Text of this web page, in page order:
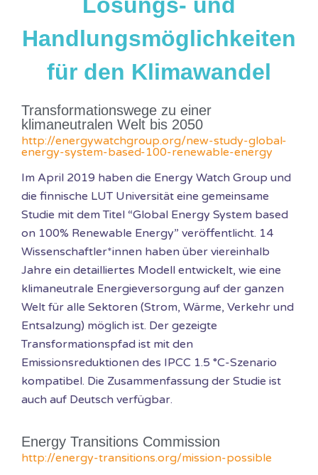
Handlungsmöglichkeiten
für den Klimawandel
Transformationswege zu einer
klimaneutralen Welt bis 2050
http://energywatchgroup.org/new-study-global-
energy-system-based-100-renewable-energy
Im April 2019 haben die Energy Watch Group und
die finnische LUT Universität eine gemeinsame
Studie mit dem Titel “Global Energy System based
on 100% Renewable Energy” veröffentlicht. 14
Wissenschaftler*innen haben über viereinhalb
Jahre ein detailliertes Modell entwickelt, wie eine
klimaneutrale Energieversorgung auf der ganzen
Welt für alle Sektoren (Strom, Wärme, Verkehr und
Entsalzung) möglich ist. Der gezeigte
Transformationspfad ist mit den
Emissionsreduktionen des IPCC 1.5 °C-Szenario
kompatibel. Die Zusammenfassung der Studie ist
auch auf Deutsch verfügbar.
Energy Transitions Commission
http://energy-transitions.org/mission-possible